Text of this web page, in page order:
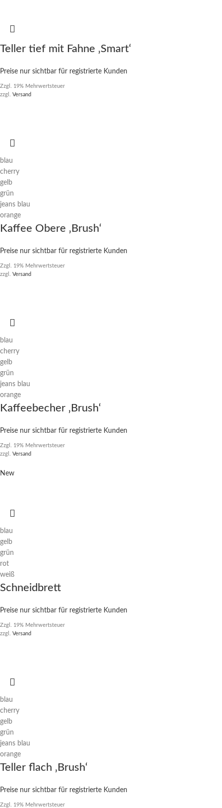
Teller tief mit Fahne ‚Smart‘
Preise nur sichtbar für registrierte Kunden
Zzgl. 19% Mehrwertsteuer
zzgl. Versand
blau
cherry
gelb
grün
jeans blau
orange
Kaffee Obere ‚Brush‘
Preise nur sichtbar für registrierte Kunden
Zzgl. 19% Mehrwertsteuer
zzgl. Versand
blau
cherry
gelb
grün
jeans blau
orange
Kaffeebecher ‚Brush‘
Preise nur sichtbar für registrierte Kunden
Zzgl. 19% Mehrwertsteuer
zzgl. Versand
New
blau
gelb
grün
rot
weiß
Schneidbrett
Preise nur sichtbar für registrierte Kunden
Zzgl. 19% Mehrwertsteuer
zzgl. Versand
blau
cherry
gelb
grün
jeans blau
orange
Teller flach ‚Brush‘
Preise nur sichtbar für registrierte Kunden
Zzgl. 19% Mehrwertsteuer